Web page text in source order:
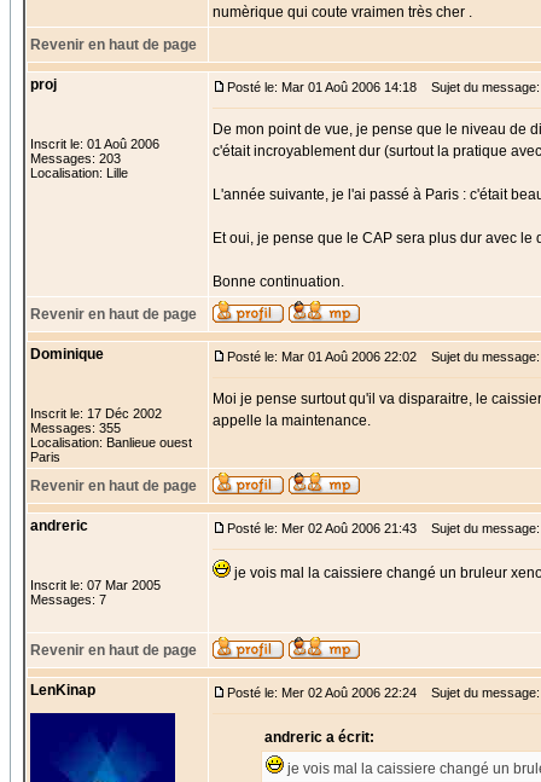
numèrique qui coute vraimen très cher .
Revenir en haut de page
proj
Inscrit le: 01 Aoû 2006
Messages: 203
Localisation: Lille
Posté le: Mar 01 Aoû 2006 14:18 Sujet du message:
De mon point de vue, je pense que le niveau de
c'était incroyablement dur (surtout la pratique
L'année suivante, je l'ai passé à Paris : c'était
Et oui, je pense que le CAP sera plus dur avec
Bonne continuation.
Revenir en haut de page
Dominique
Inscrit le: 17 Déc 2002
Messages: 355
Localisation: Banlieue ouest
Paris
Posté le: Mar 01 Aoû 2006 22:02 Sujet du message:
Moi je pense surtout qu'il va disparaitre, le
appelle la maintenance.
Revenir en haut de page
andreric
Inscrit le: 07 Mar 2005
Messages: 7
Posté le: Mer 02 Aoû 2006 21:43 Sujet du message:
je vois mal la caissiere changé un bruleur
Revenir en haut de page
LenKinap Posté le: Mer 02 Aoû 2006 22:24 Sujet du message:
andreric a écrit:
je vois mal la caissiere changé un